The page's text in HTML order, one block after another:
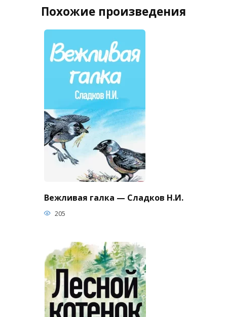
Похожие произведения
Вежливая галка — Сладков Н.И.
205